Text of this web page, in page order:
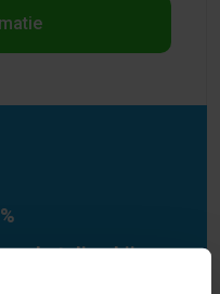
en betaling bij